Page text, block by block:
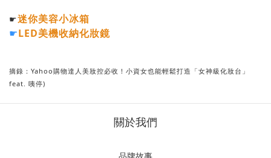
☛迷你美容小冰箱
☛LED美機收納化妝鏡
摘錄：Yahoo購物達人美妝控必收！小資女也能輕鬆打造「女神級化妝台」
feat. 咦停)
關於我們